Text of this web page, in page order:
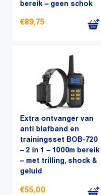
bereik – geen schok
€89,75
Extra ontvanger van
anti blafband en
trainingsset BOB-720
– 2 in 1 – 1000m bereik
– met trilling, shock &
geluid
€55,00